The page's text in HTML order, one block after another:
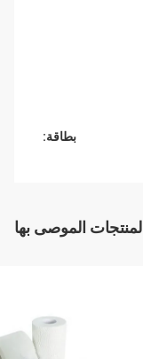
بطاقة:
المنتجات الموصى بها